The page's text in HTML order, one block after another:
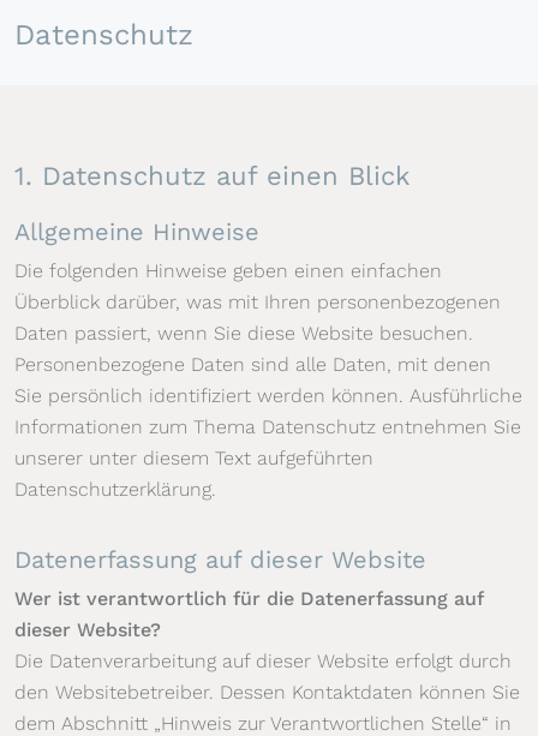
Datenschutz
1. Datenschutz auf einen Blick
Allgemeine Hinweise
Die folgenden Hinweise geben einen einfachen
Überblick darüber, was mit Ihren personenbezogenen
Daten passiert, wenn Sie diese Website besuchen.
Personenbezogene Daten sind alle Daten, mit denen
Sie persönlich identifiziert werden können. Ausführliche
Informationen zum Thema Datenschutz entnehmen Sie
unserer unter diesem Text aufgeführten
Datenschutzerklärung.
Datenerfassung auf dieser Website
Wer ist verantwortlich für die Datenerfassung auf
dieser Website?
Die Datenverarbeitung auf dieser Website erfolgt durch
den Websitebetreiber. Dessen Kontaktdaten können Sie
dem Abschnitt „Hinweis zur Verantwortlichen Stelle“ in